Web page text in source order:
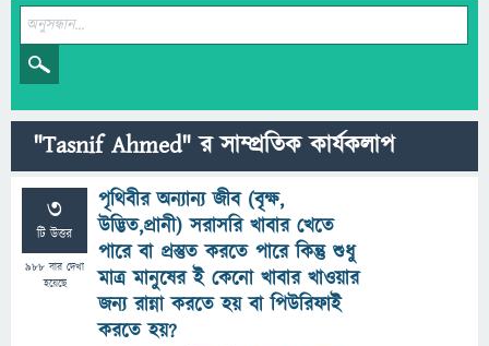
"Tasnif Ahmed" র সাম্প্রতিক কার্যকলাপ
3
টি উত্তর
988 বার দেখা
হয়েছে
পৃথিবীর অন্যান্য জীব (বৃক্ষ,
উদ্ভিত,প্রানী) সরাসরি খাবার খেতে
পারে বা প্রস্তুত করতে পারে কিন্তু শুধু
মাত্র মানুষের ই কেনো খাবার খাওয়ার
জন্য রান্না করতে হয় বা পিউরিফাই
কর‍তে হয়?